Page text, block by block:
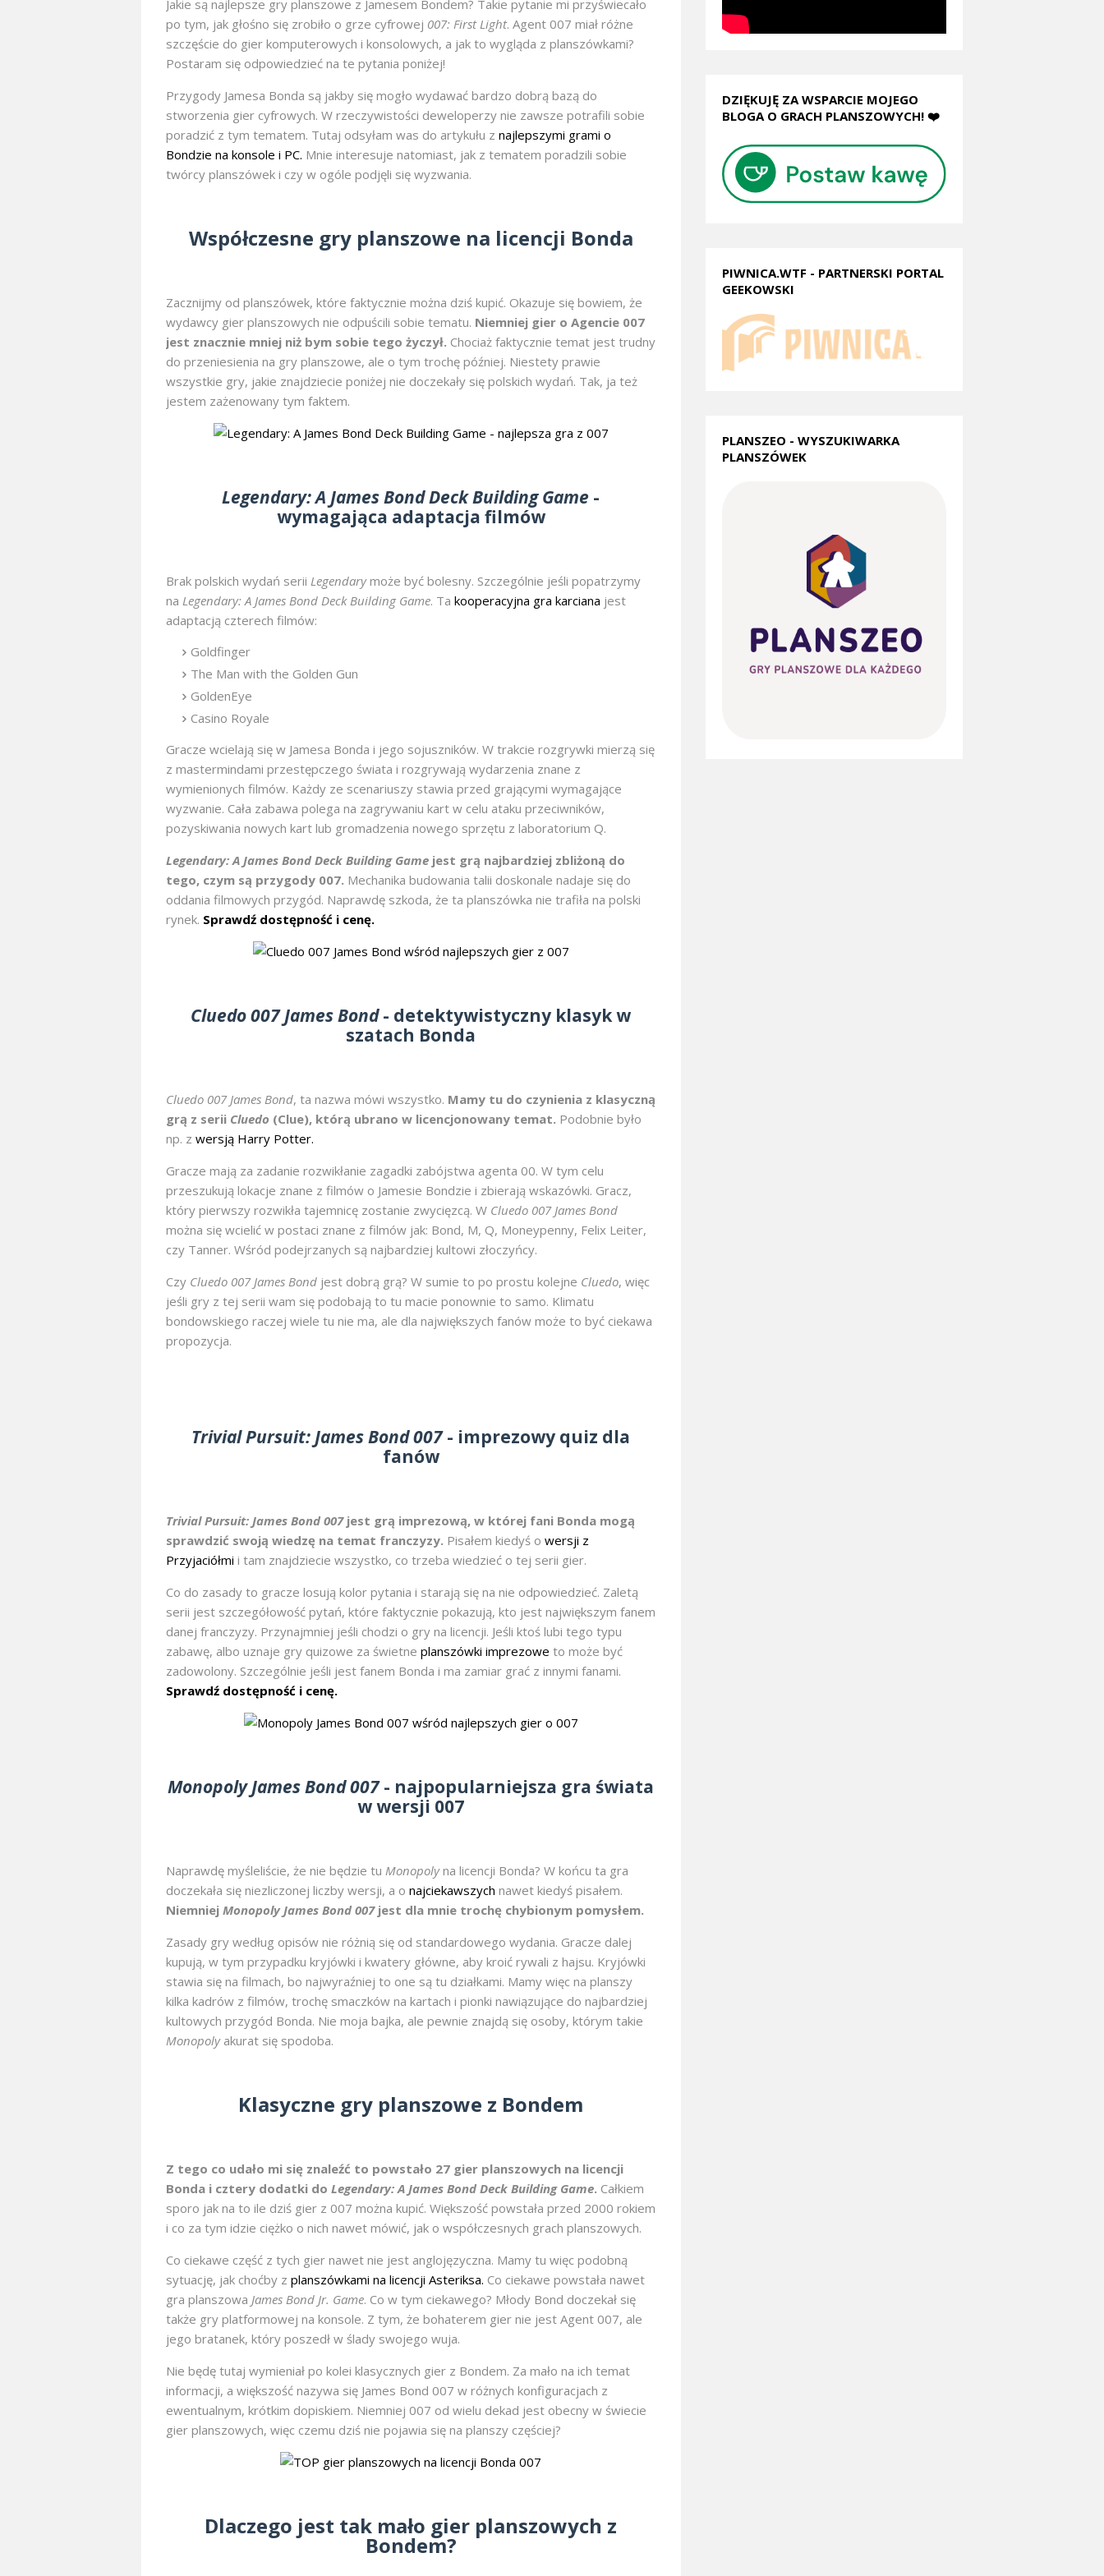
Jakie są najlepsze gry planszowe z Jamesem Bondem? Takie pytanie mi przyświecało
po tym, jak głośno się zrobiło o grze cyfrowej 007: First Light. Agent 007 miał różne
szczęście do gier komputerowych i konsolowych, a jak to wygląda z planszówkami?
Postaram się odpowiedzieć na te pytania poniżej!
Przygody Jamesa Bonda są jakby się mogło wydawać bardzo dobrą bazą do
stworzenia gier cyfrowych. W rzeczywistości deweloperzy nie zawsze potrafili sobie
poradzić z tym tematem. Tutaj odsyłam was do artykułu z najlepszymi grami o
Bondzie na konsole i PC. Mnie interesuje natomiast, jak z tematem poradzili sobie
twórcy planszówek i czy w ogóle podjęli się wyzwania.
Współczesne gry planszowe na licencji Bonda
Zacznijmy od planszówek, które faktycznie można dziś kupić. Okazuje się bowiem, że
wydawcy gier planszowych nie odpuścili sobie tematu. Niemniej gier o Agencie 007
jest znacznie mniej niż bym sobie tego życzył. Chociaż faktycznie temat jest trudny
do przeniesienia na gry planszowe, ale o tym trochę później. Niestety prawie
wszystkie gry, jakie znajdziecie poniżej nie doczekały się polskich wydań. Tak, ja też
jestem zażenowany tym faktem.
Legendary: A James Bond Deck Building Game -
wymagająca adaptacja filmów
Brak polskich wydań serii Legendarymoże być bolesny. Szczególnie jeśli popatrzymy
na Legendary: A James Bond Deck Building Game. Ta kooperacyjna gra karciana jest
adaptacją czterech filmów:
Goldfinger
The Man with the Golden Gun
GoldenEye
Casino Royale
Gracze wcielają się w Jamesa Bonda i jego sojuszników. W trakcie rozgrywki mierzą się
z mastermindami przestępczego świata i rozgrywają wydarzenia znane z
wymienionych filmów. Każdy ze scenariuszy stawia przed grającymi wymagające
wyzwanie. Cała zabawa polega na zagrywaniu kart w celu ataku przeciwników,
pozyskiwania nowych kart lub gromadzenia nowego sprzętu z laboratorium Q.
Legendary: A James Bond Deck Building Game jest grą najbardziej zbliżoną do
tego, czym są przygody 007. Mechanika budowania talii doskonale nadaje się do
oddania filmowych przygód. Naprawdę szkoda, że ta planszówka nie trafiła na polski
rynek. Sprawdź dostępność i cenę.
Cluedo 007 James Bond- detektywistyczny klasyk w
szatach Bonda
Cluedo 007 James Bond, ta nazwa mówi wszystko. Mamy tu do czynienia z klasyczną
grą z serii Cluedo (Clue), którą ubrano w licencjonowany temat. Podobnie było
np. z wersją Harry Potter.
Gracze mają za zadanie rozwikłanie zagadki zabójstwa agenta 00. W tym celu
przeszukują lokacje znane z filmów o Jamesie Bondzie i zbierają wskazówki. Gracz,
który pierwszy rozwikła tajemnicę zostanie zwycięzcą. W Cluedo 007 James Bond
można się wcielić w postaci znane z filmów jak: Bond, M, Q, Moneypenny, Felix Leiter,
czy Tanner. Wśród podejrzanych są najbardziej kultowi złoczyńcy.
Czy Cluedo 007 James Bond jest dobrą grą? W sumie to po prostu kolejne Cluedo, więc
jeśli gry z tej serii wam się podobają to tu macie ponownie to samo. Klimatu
bondowskiego raczej wiele tu nie ma, ale dla największych fanów może to być ciekawa
propozycja.
Trivial Pursuit: James Bond 007- imprezowy quiz dla
fanów
Trivial Pursuit: James Bond 007jest grą imprezową, w której fani Bonda mogą
sprawdzić swoją wiedzę na temat franczyzy. Pisałem kiedyś o wersji z
Przyjaciółmi i tam znajdziecie wszystko, co trzeba wiedzieć o tej serii gier.
Co do zasady to gracze losują kolor pytania i starają się na nie odpowiedzieć. Zaletą
serii jest szczegółowość pytań, które faktycznie pokazują, kto jest największym fanem
danej franczyzy. Przynajmniej jeśli chodzi o gry na licencji. Jeśli ktoś lubi tego typu
zabawę, albo uznaje gry quizowe za świetne planszówki imprezowe to może być
zadowolony. Szczególnie jeśli jest fanem Bonda i ma zamiar grać z innymi fanami.
Sprawdź dostępność i cenę.
Monopoly James Bond 007- najpopularniejsza gra świata
w wersji 007
Naprawdę myśleliście, że nie będzie tu Monopolyna licencji Bonda? W końcu ta gra
doczekała się niezliczonej liczby wersji, a o najciekawszych nawet kiedyś pisałem.
Niemniej Monopoly James Bond 007jest dla mnie trochę chybionym pomysłem.
Zasady gry według opisów nie różnią się od standardowego wydania. Gracze dalej
kupują, w tym przypadku kryjówki i kwatery główne, aby kroić rywali z hajsu. Kryjówki
stawia się na filmach, bo najwyraźniej to one są tu działkami. Mamy więc na planszy
kilka kadrów z filmów, trochę smaczków na kartach i pionki nawiązujące do najbardziej
kultowych przygód Bonda. Nie moja bajka, ale pewnie znajdą się osoby, którym takie
Monopolyakurat się spodoba.
Klasyczne gry planszowe z Bondem
Z tego co udało mi się znaleźć to powstało 27 gier planszowych na licencji
Bonda i cztery dodatki do Legendary: A James Bond Deck Building Game. Całkiem
sporo jak na to ile dziś gier z 007 można kupić. Większość powstała przed 2000 rokiem
i co za tym idzie ciężko o nich nawet mówić, jak o współczesnych grach planszowych.
Co ciekawe część z tych gier nawet nie jest anglojęzyczna. Mamy tu więc podobną
sytuację, jak choćby z planszówkami na licencji Asteriksa. Co ciekawe powstała nawet
gra planszowa James Bond Jr. Game. Co w tym ciekawego? Młody Bond doczekał się
także gry platformowej na konsole. Z tym, że bohaterem gier nie jest Agent 007, ale
jego bratanek, który poszedł w ślady swojego wuja.
Nie będę tutaj wymieniał po kolei klasycznych gier z Bondem. Za mało na ich temat
informacji, a większość nazywa się James Bond 007 w różnych konfiguracjach z
ewentualnym, krótkim dopiskiem. Niemniej 007 od wielu dekad jest obecny w świecie
gier planszowych, więc czemu dziś nie pojawia się na planszy częściej?
Dlaczego jest tak mało gier planszowych z
Bondem?
DZIĘKUJĘ ZA WSPARCIE MOJEGO
BLOGA O GRACH PLANSZOWYCH! ❤️
PIWNICA.WTF - PARTNERSKI PORTAL
GEEKOWSKI
PLANSZEO - WYSZUKIWARKA
PLANSZÓWEK